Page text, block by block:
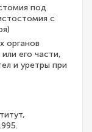
под
с
органов
его части,
и уретры при